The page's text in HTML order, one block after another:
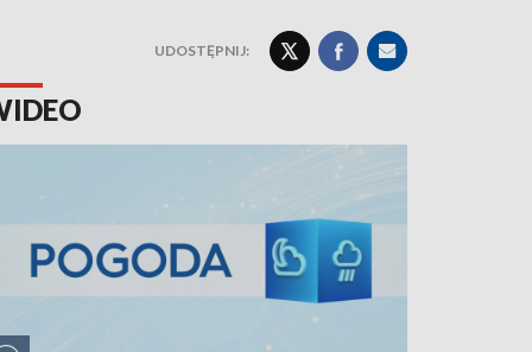
UDOSTĘPNIJ: